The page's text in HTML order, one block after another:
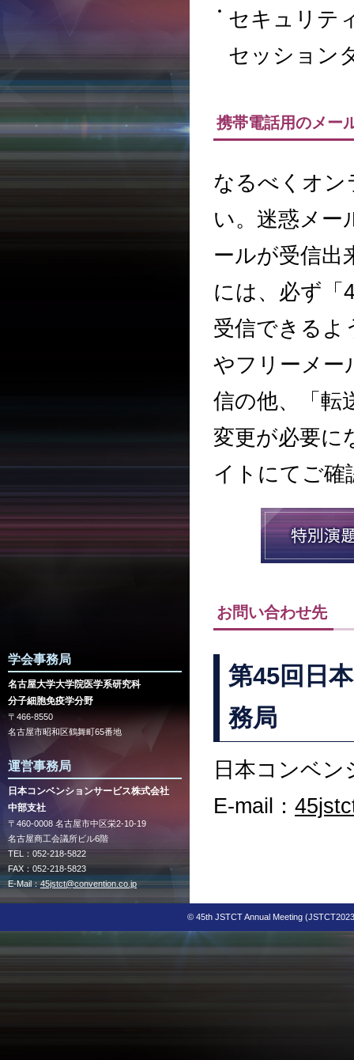
学会事務局
名古屋大学大学院医学系研究科
分子細胞免疫学分野
〒466-8550
名古屋市昭和区鶴舞町65番地
運営事務局
日本コンベンションサービス株式会社
中部支社
〒460-0008 名古屋市中区栄2-10-19
名古屋商工会議所ビル6階
TEL：052-218-5822
FAX：052-218-5823
E-Mail：45jstct@convention.co.jp
セキュリテ
セッション
携帯電話用のメー
なるべくオン
い。迷惑メー
ールが受信出
には、必ず「
受信できるよ
やフリーメー
信の他、「転
変更が必要に
イトにてご確
お問い合わせ先
第45回日
務局
日本コンベ
E-mail：
© 45th JSTCT Annual Meeting